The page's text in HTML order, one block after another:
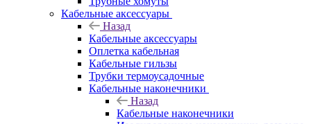
Кабельные аксессуары
Назад
Кабельные аксессуары
Оплетка кабельная
Кабельные гильзы
Трубки термоусадочные
Кабельные наконечники
Назад
Кабельные наконечники